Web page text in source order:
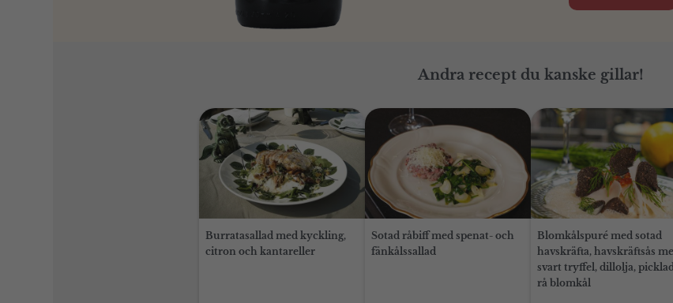
Andra recept du kanske gillar!
Burratasallad med kyckling,
citron och kantareller
Sotad råbiff med spenat- och
fänkålssallad
Blomkålspuré med sotad
havskräfta, havskräftsås
svart tryffel, dillolja,
rå blomkål